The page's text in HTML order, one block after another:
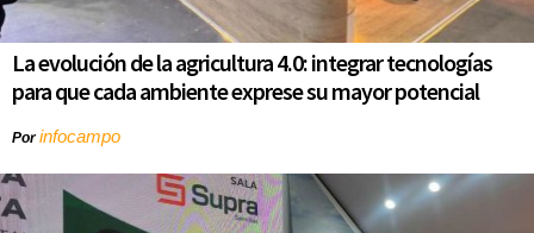
La evolución de la agricultura 4.0: integrar tecnologías
para que cada ambiente exprese su mayor potencial
Porinfocampo